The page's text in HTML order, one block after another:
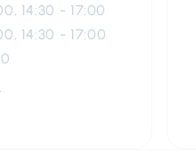
14:30 - 17:00
14:30 - 17:00